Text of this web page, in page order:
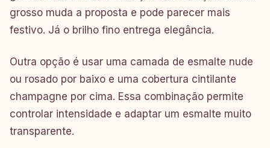
grosso muda a proposta e pode parecer mais
festivo. Já o brilho fino entrega elegância.
Outra opção é usar uma camada de esmalte nude
ou rosado por baixo e uma cobertura cintilante
champagne por cima. Essa combinação permite
controlar intensidade e adaptar um esmalte muito
transparente.